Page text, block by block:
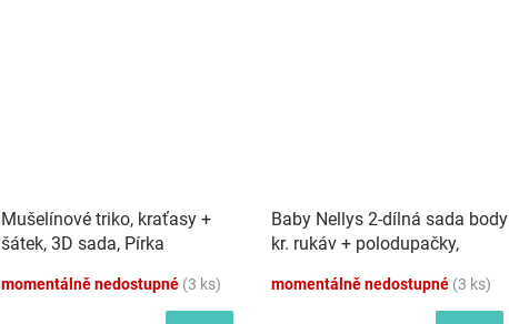
Mušelínové triko, kraťasy +
šátek, 3D sada, Pírka
momentálně nedostupné (3 ks)
Baby Nellys 2-dílná sada body
kr. rukáv + polodupačky,
momentálně nedostupné (3 ks)